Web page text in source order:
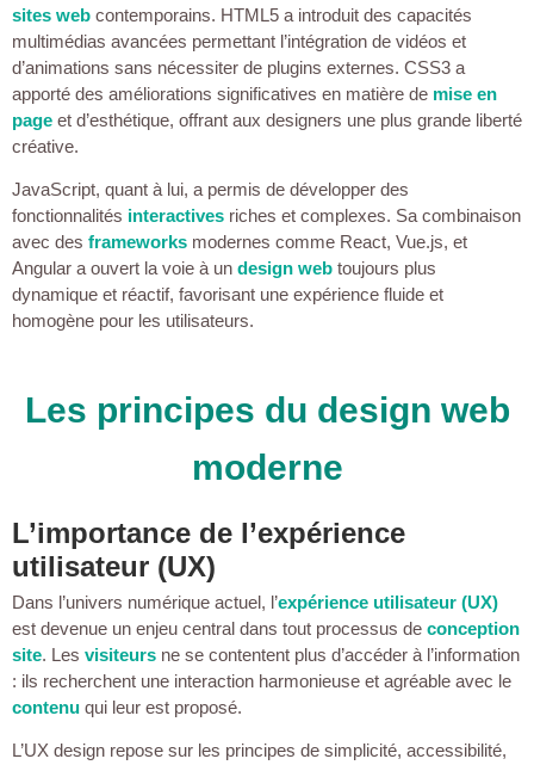
sites web contemporains. HTML5 a introduit des capacités
multimédias avancées permettant l’intégration de vidéos et
d’animations sans nécessiter de plugins externes. CSS3 a
apporté des améliorations significatives en matière de mise en
page et d’esthétique, offrant aux designers une plus grande liberté
créative.
JavaScript, quant à lui, a permis de développer des
fonctionnalités interactives riches et complexes. Sa combinaison
avec des frameworks modernes comme React, Vue.js, et
Angular a ouvert la voie à un design web toujours plus
dynamique et réactif, favorisant une expérience fluide et
homogène pour les utilisateurs.
Les principes du design web
moderne
L’importance de l’expérience
utilisateur (UX)
Dans l’univers numérique actuel, l’expérience utilisateur (UX)
est devenue un enjeu central dans tout processus de conception
site. Les visiteurs ne se contentent plus d’accéder à l’information
: ils recherchent une interaction harmonieuse et agréable avec le
contenu qui leur est proposé.
L’UX design repose sur les principes de simplicité, accessibilité,